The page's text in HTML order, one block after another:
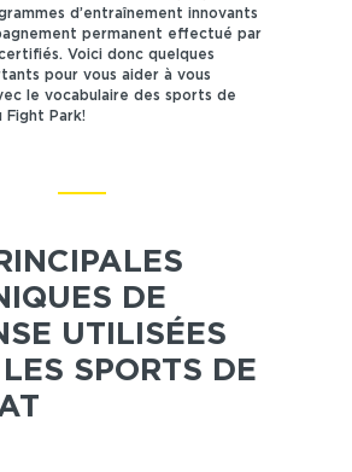
d’entraînement innovants
permanent effectué par
Voici donc quelques
pour vous aider à vous
le vocabulaire des sports de
Park!
DE
UTILISÉES
SPORTS DE